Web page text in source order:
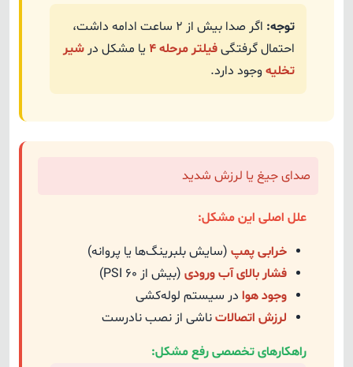
توجه:
اگر صدا بیش از ۲ ساعت ادامه داشت،
احتمال گرفتگیفیلتر مرحله ۴ یا مشکل در شیر
تخلیه وجود دارد.
صدای جیغ یا لرزش شدید
علل اصلی این مشکل:
خرابی پمپ (سایش بلبرینگ‌ها یا پروانه)
فشار بالای آب ورودی (بیش از ۶۰ PSI)
وجود هوا در سیستم لوله‌کشی
لرزش اتصالاتناشی از نصب نادرست
راهکارهای تخصصی رفع مشکل: